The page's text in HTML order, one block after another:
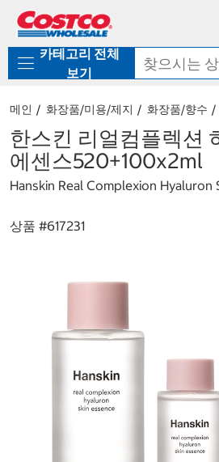
로
기
가
카테고리 전체
보기
메인 화장품/미용/제지 화장품/향수
한스킨 리얼컴플렉션
에센스520+100x2ml
Hanskin Real Complexion Hyaluron
상품 #617231